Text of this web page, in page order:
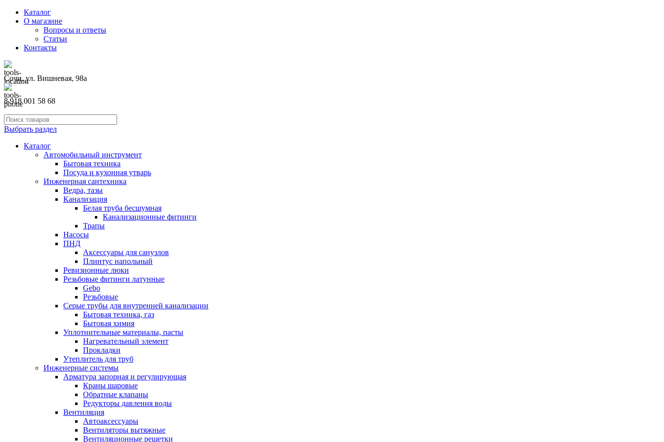
Каталог
О магазине
Вопросы и ответы
Статьи
Контакты
Сочи, ул. Вишневая, 98а
8 918 001 58 68
Выбрать раздел
Каталог
Автомобильный инструмент
Бытовая техника
Посуда и кухонная утварь
Инженерная сантехника
Ведра, тазы
Канализация
Белая труба бесшумная
Канализационные фитинги
Трапы
Насосы
ПНД
Аксессуары для санузлов
Плинтус напольный
Ревизионные люки
Резьбовые фитинги латунные
Gebo
Резьбовые
Серые трубы для внутренней канализации
Бытовая техника, газ
Бытовая химия
Уплотнительные материалы, пасты
Нагревательный элемент
Прокладки
Утеплитель для труб
Инженерные системы
Арматура запорная и регулирующая
Краны шаровые
Обратные клапаны
Редукторы давления воды
Вентиляция
Автоаксессуары
Вентиляторы вытяжные
Вентиляционные решетки